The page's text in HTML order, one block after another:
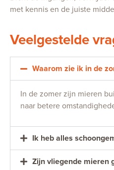
met kennis en de juiste
Veelgestelde
Waarom zie ik in de
In de zomer zijn mieren
naar betere
Ik heb alles
Zijn vliegende mieren